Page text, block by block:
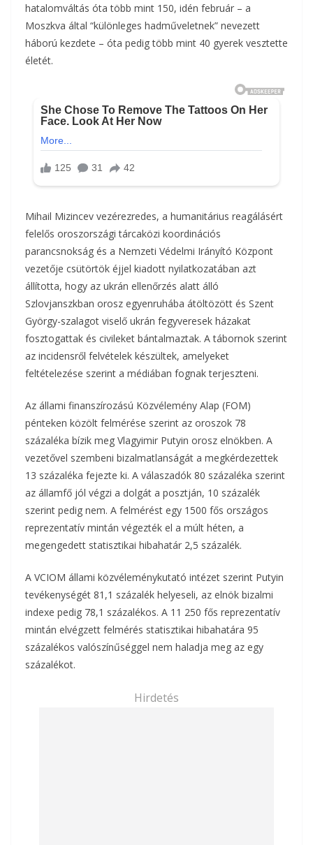
hatalomváltás óta több mint 150, idén február – a
Moszkva által “különleges hadműveletnek” nevezett
háború kezdete – óta pedig több mint 40 gyerek vesztette
életét.
Mihail Mizincev vezérezredes, a humanitárius reagálásért
felelős oroszországi tárcaközi koordinációs
parancsnokság és a Nemzeti Védelmi Irányító Központ
vezetője csütörtök éjjel kiadott nyilatkozatában azt
állította, hogy az ukrán ellenőrzés alatt álló
Szlovjanszkban orosz egyenruhába átöltözött és Szent
György-szalagot viselő ukrán fegyveresek házakat
fosztogattak és civileket bántalmaztak. A tábornok szerint
az incidensről felvételek készültek, amelyeket
feltételezése szerint a médiában fognak terjeszteni.
Az állami finanszírozású Közvélemény Alap (FOM)
pénteken közölt felmérése szerint az oroszok 78
százaléka bízik meg Vlagyimir Putyin orosz elnökben. A
vezetővel szembeni bizalmatlanságát a megkérdezettek
13 százaléka fejezte ki. A válaszadók 80 százaléka szerint
az államfő jól végzi a dolgát a posztján, 10 százalék
szerint pedig nem. A felmérést egy 1500 fős országos
reprezentatív mintán végezték el a múlt héten, a
megengedett statisztikai hibahatár 2,5 százalék.
A VCIOM állami közvéleménykutató intézet szerint Putyin
tevékenységét 81,1 százalék helyeseli, az elnök bizalmi
indexe pedig 78,1 százalékos. A 11 250 fős reprezentatív
mintán elvégzett felmérés statisztikai hibahatára 95
százalékos valószínűséggel nem haladja meg az egy
százalékot.
Hirdetés